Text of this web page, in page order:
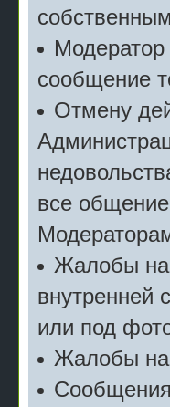
сообщение
Отмену
все
Жалобы на
внутренней
или под
Жалобы на